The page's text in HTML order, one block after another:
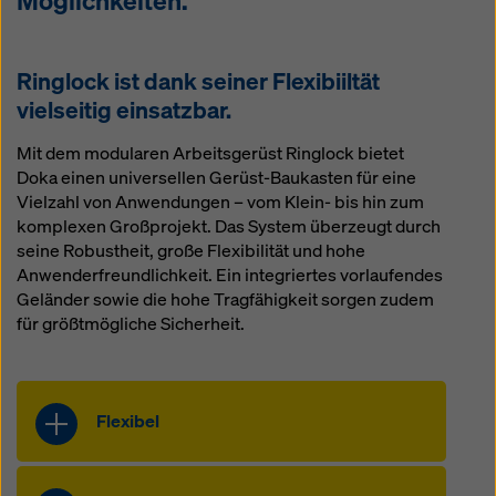
Ringlock ist dank seiner Flexibiiltät
vielseitig einsatzbar.
Mit dem modularen Arbeitsgerüst Ringlock bietet
Doka einen universellen Gerüst-Baukasten für eine
Vielzahl von Anwendungen – vom Klein- bis hin zum
komplexen Großprojekt. Das System überzeugt durch
seine Robustheit, große Flexibilität und hohe
Anwenderfreundlichkeit. Ein integriertes vorlaufendes
Geländer sowie die hohe Tragfähigkeit sorgen zudem
für größtmögliche Sicherheit.
Flexibel